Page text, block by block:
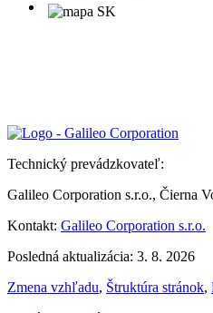
Technický prevádzkovateľ:
Galileo Corporation s.r.o., Čierna
Kontakt: Galileo Corporation s.r.o.
Posledná aktualizácia: 3. 8. 2026
Zmena vzhľadu, Štruktúra stránok,